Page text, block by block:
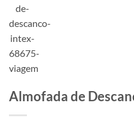
Almofada de